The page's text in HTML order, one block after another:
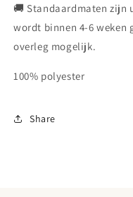
🚚 Standaardmaten zijn
wordt binnen 4-6 weken
overleg mogelijk.
100% polyester
Share